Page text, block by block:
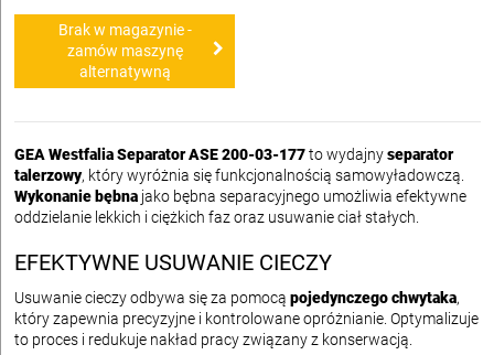
Brak w magazynie -
zamów maszynę
alternatywną
GEA Westfalia Separator ASE 200-03-177to wydajnyseparator
talerzowy, który wyróżnia się funkcjonalnością samowyładowczą.
Wykonanie bębna jako bębna separacyjnego umożliwia efektywne
oddzielanie lekkich i ciężkich faz oraz usuwanie ciał stałych.
EFEKTYWNE USUWANIE CIECZY
Usuwanie cieczy odbywa się za pomocą pojedynczego chwytaka,
który zapewnia precyzyjne i kontrolowane opróżnianie. Optymalizuje
to proces i redukuje nakład pracy związany z konserwacją.